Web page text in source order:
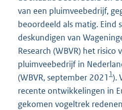
van een pluimveebedrijf,
beoordeeld als matig. Eind
deskundigen van
Research (WBVR) het
pluimveebedrijf in
(WBVR, september 2021 1).
recente ontwikkelingen in
gekomen vogeltrek